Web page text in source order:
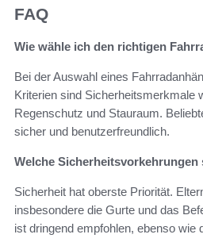
FAQ
Wie wähle ich den richtigen
Bei der Auswahl eines
Kriterien sind Sicherheitsmerkmale
Regenschutz und Stauraum.
sicher und benutzerfreundlich.
Welche
Sicherheit hat oberste Priorität.
insbesondere die Gurte und das
ist dringend empfohlen, ebenso